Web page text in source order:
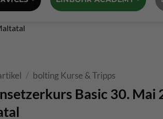
/ bolting Kurse & Tripps
Basic 30. Mai